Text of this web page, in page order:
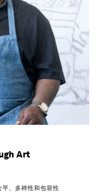
Art
平、多样性和包容性